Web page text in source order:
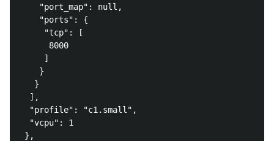
    "port_map": null,
    "ports": {
     "tcp": [
      8000
     ]
    }
   }
  ],
  "profile": "c1.small",
  "vcpu": 1
},